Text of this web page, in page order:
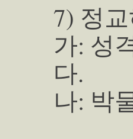
7) 정
가: 성
다.
나: 박